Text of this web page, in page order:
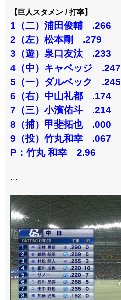
【巨人スタメン / 打率】
1（二）浦田俊輔 .266
2（左）松本剛 .279
3（遊）泉口友汰 .233
4（中）キャベッジ .247
5（一）ダルベック .245
6（右）中山礼都 .174
7（三）小濱佑斗 .214
8（捕）甲斐拓也 .000
9（投）竹丸和幸 .067
P：竹丸 和幸 2.96
…